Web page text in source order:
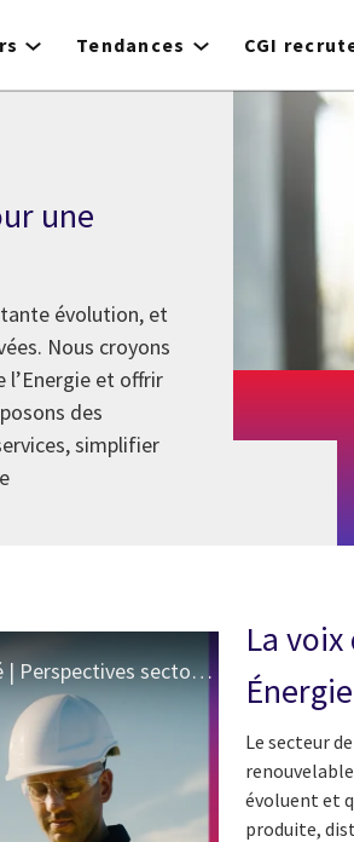
Tendances CGI
une
évolution, et
Nous croyons
et offrir
des
simplifier
Énergie et services publics : le réseau décentralisé | Perspectives sectorielles de CGI
La
Le secteur
évoluent et
produite,